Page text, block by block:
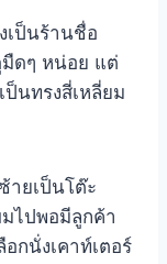
เป็นร้านชื่อ
ดๆ หน่อย แต่
นทรงสี่เหลี่ยม
ายเป็นโต๊ะ
ไปพอมีลูกค้า
กนั่งเคาท์เตอร์